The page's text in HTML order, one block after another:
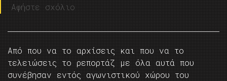
Αφήστε σχόλιο
Από που να το αρχίσεις και που να το
τελειώσεις το ρεπορτάζ με όλα αυτά που
συνέβησαν εντός αγωνιστικού χώρου του